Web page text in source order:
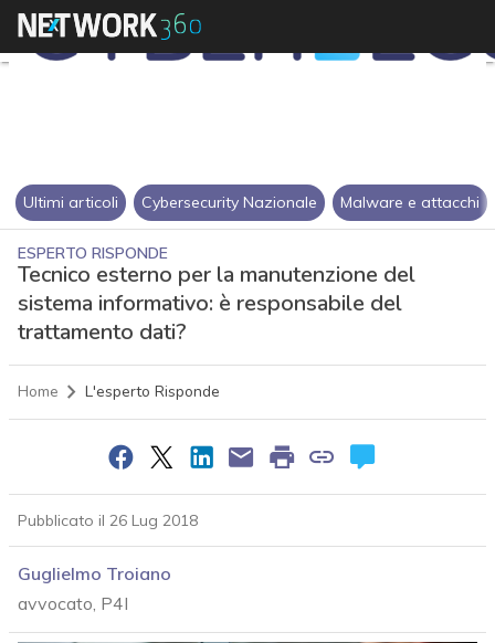
Ultimi articoli Cybersecurity Nazionale Malware e attacchi
ESPERTO RISPONDE
Tecnico esterno per la manutenzione del
sistema informativo: è responsabile del
trattamento dati?
Home L'esperto Risponde
Pubblicato il 26 Lug 2018
Guglielmo Troiano
avvocato, P4I